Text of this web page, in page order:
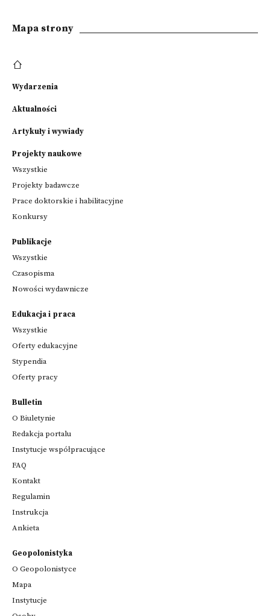
Mapa strony
Wydarzenia
Aktualności
Artykuły i wywiady
Projekty naukowe
Wszystkie
Projekty badawcze
Prace doktorskie i habilitacyjne
Konkursy
Publikacje
Wszystkie
Czasopisma
Nowości wydawnicze
Edukacja i praca
Wszystkie
Oferty edukacyjne
Stypendia
Oferty pracy
Bulletin
O Biuletynie
Redakcja portalu
Instytucje współpracujące
FAQ
Kontakt
Regulamin
Instrukcja
Ankieta
Geopolonistyka
O Geopolonistyce
Mapa
Instytucje